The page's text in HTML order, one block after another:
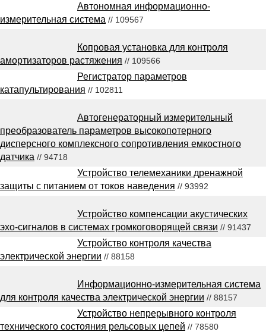
Автономная информационно-
измерительная система // 109567
Копровая установка для контроля
амортизаторов растяжения // 109566
Регистратор параметров
катапультирования // 102811
Автогенераторный измерительный
преобразователь параметров высокопотерного
дисперсного комплексного сопротивления емкостного
датчика // 94718
Устройство телемеханики дренажной
защиты с питанием от токов наведения // 93992
Устройство компенсации акустических
эхо-сигналов в системах громкоговорящей связи // 91437
Устройство контроля качества
электрической энергии // 88158
Информационно-измерительная система
для контроля качества электрической энергии // 88157
Устройство непрерывного контроля
технического состояния рельсовых цепей // 78580